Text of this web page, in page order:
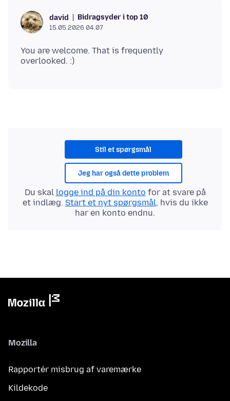
david Bidragsyder i top 10
15.05.2026 04.07
You are welcome. That is frequently
Stil et spørgsmål
Jeg har også dette problem
Du skal logge ind på din konto for at svare på
et indlæg. Start et nyt spørgsmål, hvis du ikke
har en konto endnu.
Mozilla
Rapportér misbrug af varemærke
Kildekode